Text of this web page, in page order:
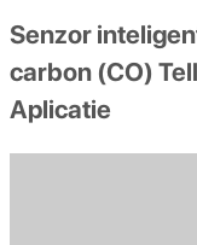
Senzor
carbon (CO)
Aplicatie